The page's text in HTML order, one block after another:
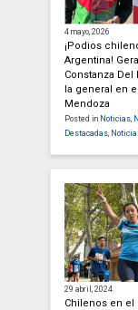
4 mayo, 2026
¡Podios
Argentina!
Constanza Del
la general en
Mendoza
Posted in Noticias
Destacadas
29 abril, 2024
Chilenos en el